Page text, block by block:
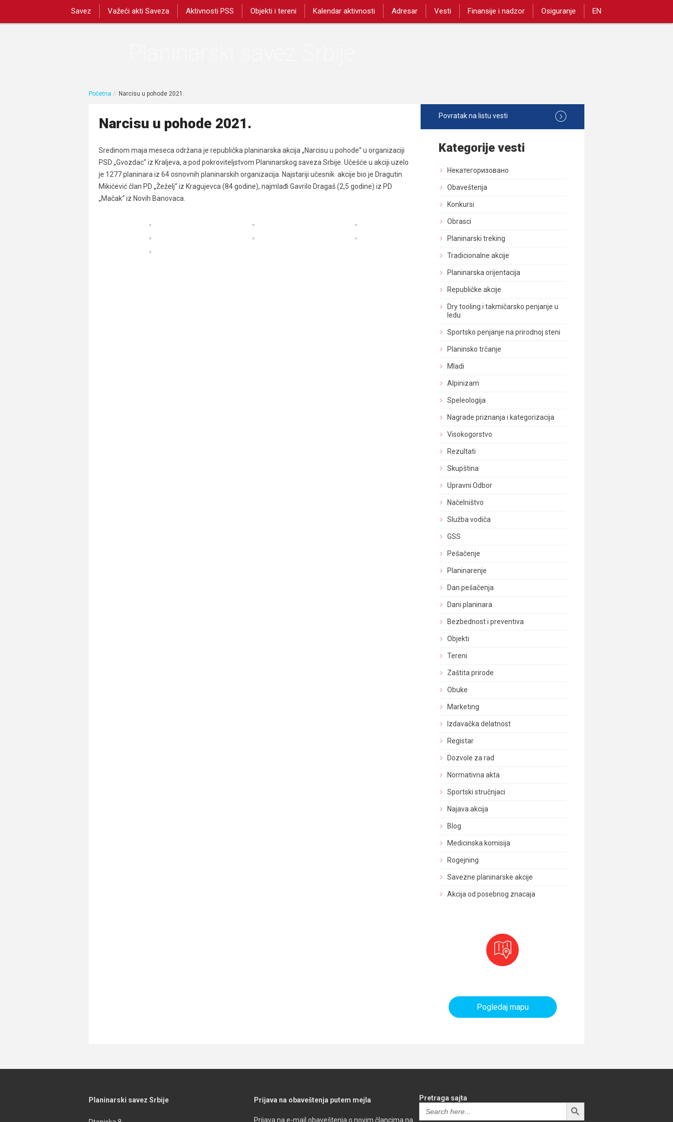
Savez Važeći akti Saveza Aktivnosti PSS Objekti i tereni Kalendar aktivnosti Adresar Vesti Finansije i nadzor Osiguranje EN
Početna // Narcisu u pohode 2021.
Narcisu u pohode 2021.
Sredinom maja meseca održana je republička planinarska akcija „Narcisu u pohode“ u organizaciji
PSD „Gvozdac“ iz Kraljeva, a pod pokroviteljstvom Planinarskog saveza Srbije. Učešće u akciji uzelo
je 1277 planinara iz 64 osnovnih planinarskih organizacija. Najstariji učesnik akcije bio je Dragutin
Mikićević član PD „Žeželj“ iz Kragujevca (84 godine), najmlađi Gavrilo Dragaš (2,5 godine) iz PD
„Mačak“ iz Novih Banovaca.
Povratak na listu vesti
Kategorije vesti
Некатегоризовано
Obaveštenja
Konkursi
Obrasci
Planinarski treking
Tradicionalne akcije
Planinarska orijentacija
Republičke akcije
Dry tooling i takmičarsko penjanje u
ledu
Sportsko penjanje na prirodnoj steni
Planinsko trčanje
Mladi
Alpinizam
Speleologija
Nagrade priznanja i kategorizacija
Visokogorstvo
Rezultati
Skupština
Upravni Odbor
Načelništvo
Služba vodiča
GSS
Pešačenje
Planinarenje
Dan pešačenja
Dani planinara
Bezbednost i preventiva
Objekti
Tereni
Zaštita prirode
Obuke
Marketing
Izdavačka delatnost
Registar
Dozvole za rad
Normativna akta
Sportski stručnjaci
Najava akcija
Blog
Medicinska komisija
Rogejning
Savezne planinarske akcije
Akcija od posebnog znacaja
Pogledaj mapu
Planinarski savez Srbije Prijava na obaveštenja putem mejla
Prijava na e-mail obaveštenja o novim člancima na
Pretraga sajta
Search
for:
SEARCH BUTTON